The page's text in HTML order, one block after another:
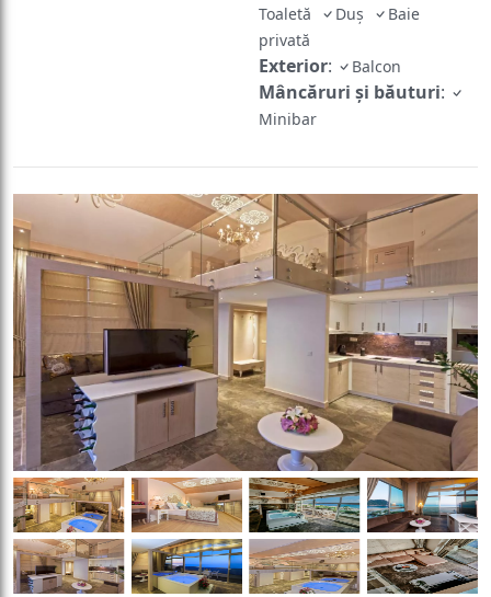
Toaletă
Duș
Baie
privată
Exterior: Balcon
Mâncăruri și băuturi:
Minibar